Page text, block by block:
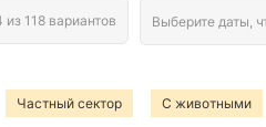
Частный сектор С животными